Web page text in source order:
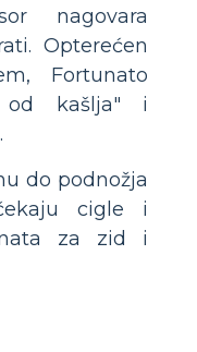
nagovara
Opterećen
Fortunato
od kašlja" i
do podnožja
cigle i
za zid i